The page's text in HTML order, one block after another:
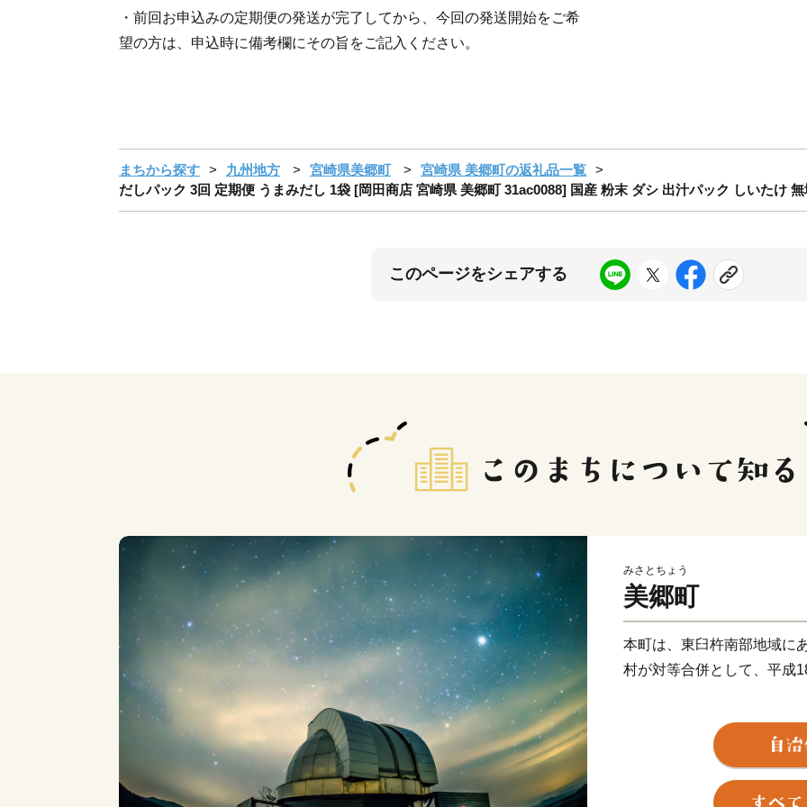
・前回お申込みの定期便の発送が完了してから、今回の発送開始をご希
望の方は、申込時に備考欄にその旨をご記入ください。
まちから探す 九州地方 宮崎県美郷町
宮崎県 美郷町の返礼品一覧
だしパック 3回 定期便 うまみだし 1袋 [岡田商店 宮崎県 美郷町 31ac0088] 国産 粉末 ダシ 出汁パック しいたけ 無
このページをシェアする
みさとちょう
美郷町
本町は、東臼杵南部地域に
村が対等合併として、平成
旧村は、ともに明治22年
村、中渡川村、鬼神野村
の後昭和23年には西郷村
村に編入しています。西